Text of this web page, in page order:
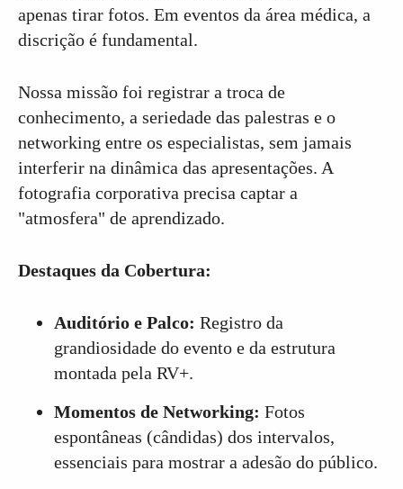
apenas tirar fotos. Em eventos da área médica, a
discrição é fundamental.
Nossa missão foi registrar a troca de
conhecimento, a seriedade das palestras e o
networking entre os especialistas, sem jamais
interferir na dinâmica das apresentações. A
fotografia corporativa precisa captar a
"atmosfera" de aprendizado.
Destaques da Cobertura:
Auditório e Palco: Registro da
grandiosidade do evento e da estrutura
montada pela RV+.
Momentos de Networking: Fotos
espontâneas (cândidas) dos intervalos,
essenciais para mostrar a adesão do público.